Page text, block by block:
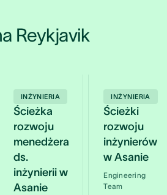
Reykjavik
INŻYNIERIA
Ścieżka
rozwoju
menedżera
ds.
inżynierii w
Asanie
INŻYNIERIA
Ścieżki
rozwoju
inżynierów
w Asanie
Engineering
Team